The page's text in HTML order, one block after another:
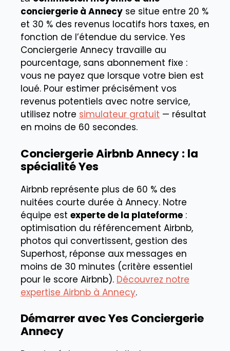
conciergerie à Annecy se situe entre 20 %
et 30 % des revenus locatifs hors taxes, en
fonction de l’étendue du service. Yes
Conciergerie Annecy travaille au
pourcentage, sans abonnement fixe :
vous ne payez que lorsque votre bien est
loué. Pour estimer précisément vos
revenus potentiels avec notre service,
utilisez notre simulateur gratuit — résultat
en moins de 60 secondes.
Conciergerie Airbnb Annecy : la
spécialité Yes
Airbnb représente plus de 60 % des
nuitées courte durée à Annecy. Notre
équipe est experte de la plateforme :
optimisation du référencement Airbnb,
photos qui convertissent, gestion des
Superhost, réponse aux messages en
moins de 30 minutes (critère essentiel
pour le score Airbnb). Découvrez notre
expertise Airbnb à Annecy.
Démarrer avec Yes Conciergerie
Annecy